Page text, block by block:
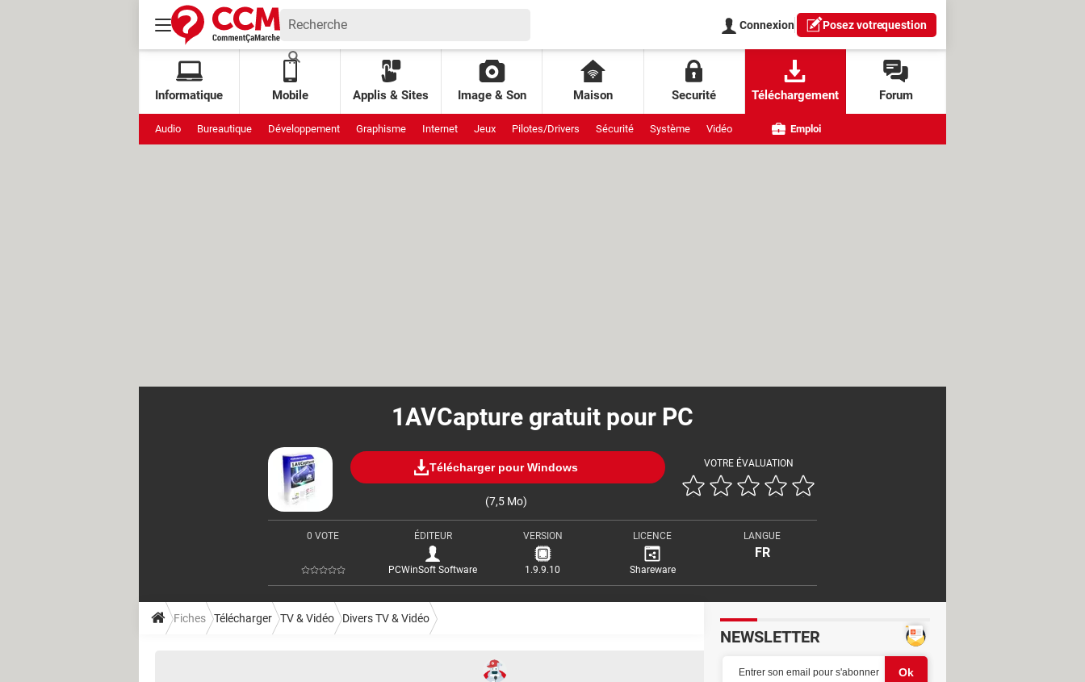
Connexion Posez votrequestion
Informatique Mobile Applis & Sites Image & Son Maison Securité Téléchargement Forum
Audio Bureautique Développement Graphisme Internet Jeux Pilotes/Drivers Sécurité Système Vidéo Emploi
1AVCapture gratuit pour PC
Télécharger pour Windows
(7,5 Mo)
VOTRE ÉVALUATION
0 VOTE ÉDITEUR
PCWinSoft Software
VERSION
1.9.9.10
LICENCE
Shareware
LANGUE
FR
Fiches Télécharger TV & Vidéo Divers TV & Vidéo
NEWSLETTER